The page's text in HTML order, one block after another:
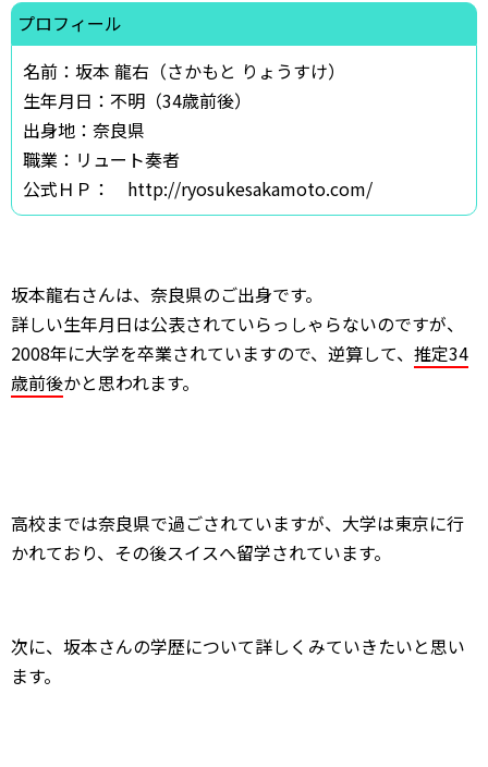
プロフィール
名前：坂本 龍右（さかもと りょうすけ）
生年月日：不明（34歳前後）
出身地：奈良県
職業：リュート奏者
公式ＨＰ： http://ryosukesakamoto.com/
坂本龍右さんは、奈良県のご出身です。
詳しい生年月日は公表されていらっしゃらないのですが、
2008年に大学を卒業されていますので、逆算して、 推定34
歳前後かと思われます。
高校までは奈良県で過ごされていますが、大学は東京に行
かれており、その後スイスへ留学されています。
次に、坂本さんの学歴について詳しくみていきたいと思い
ます。